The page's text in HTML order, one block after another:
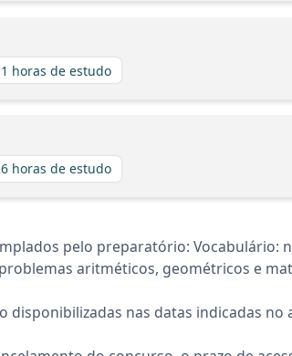
horas de estudo
horas de estudo
pelo preparatório: Vocabulário:
aritméticos, geométricos e
disponibilizadas nas datas indicadas